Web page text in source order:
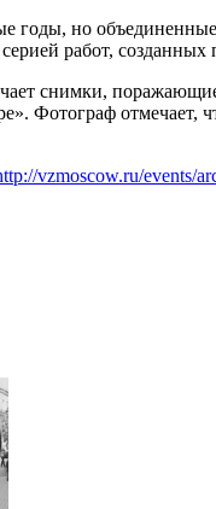
годы, но
работ,
снимки,
Фотограф отмечает,
vzmoscow.ru/events/